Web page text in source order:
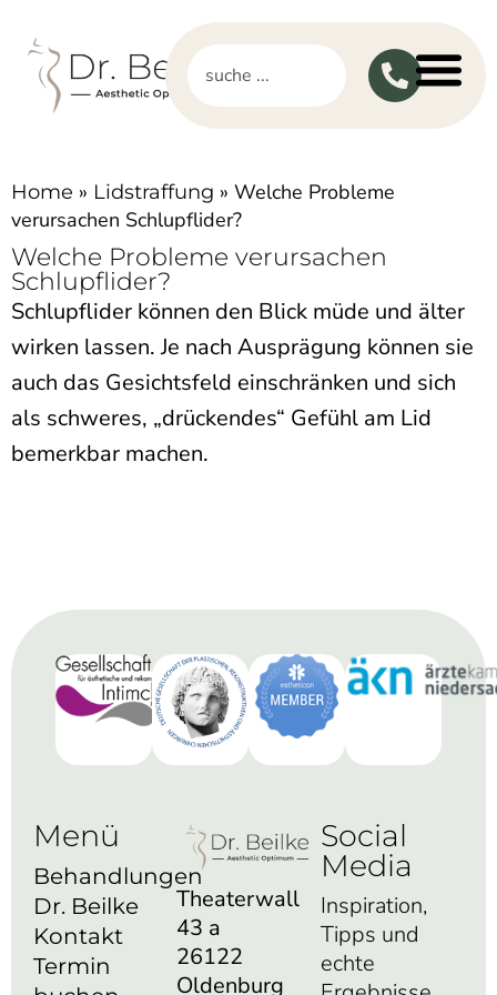
Home » Lidstraffung » Welche Probleme
verursachen Schlupflider?
Welche Probleme verursachen
Schlupflider?
Schlupflider können den Blick müde und älter
wirken lassen. Je nach Ausprägung können sie
auch das Gesichtsfeld einschränken und sich
als schweres, „drückendes“ Gefühl am Lid
bemerkbar machen.
Menü
Behandlungen
Dr. Beilke
Kontakt
Termin
Theaterwall
43 a
26122
Oldenburg
Social
Media
Inspiration,
Tipps und
echte